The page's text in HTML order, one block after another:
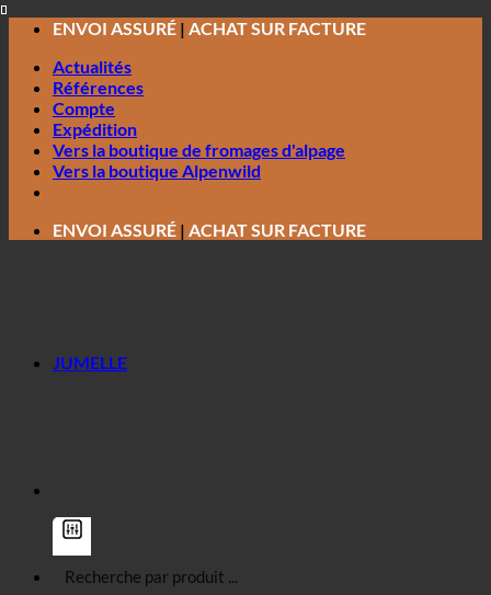
Passer
contenu
ENVOI ASSURÉ | ACHAT SUR FACTURE
Actualités
Références
Compte
Expédition
Vers la boutique de fromages d'alpage
Vers la boutique Alpenwild
ENVOI ASSURÉ | ACHAT SUR FACTURE
JUMELLE